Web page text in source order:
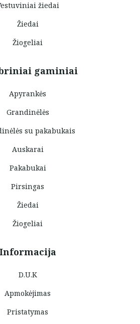
žiedai
Žiedai
Žiogeliai
gaminiai
Apyrankės
Grandinėlės
su pakabukais
Auskarai
Pakabukai
Pirsingas
Žiedai
Žiogeliai
Informacija
D.U.K
Apmokėjimas
Pristatymas